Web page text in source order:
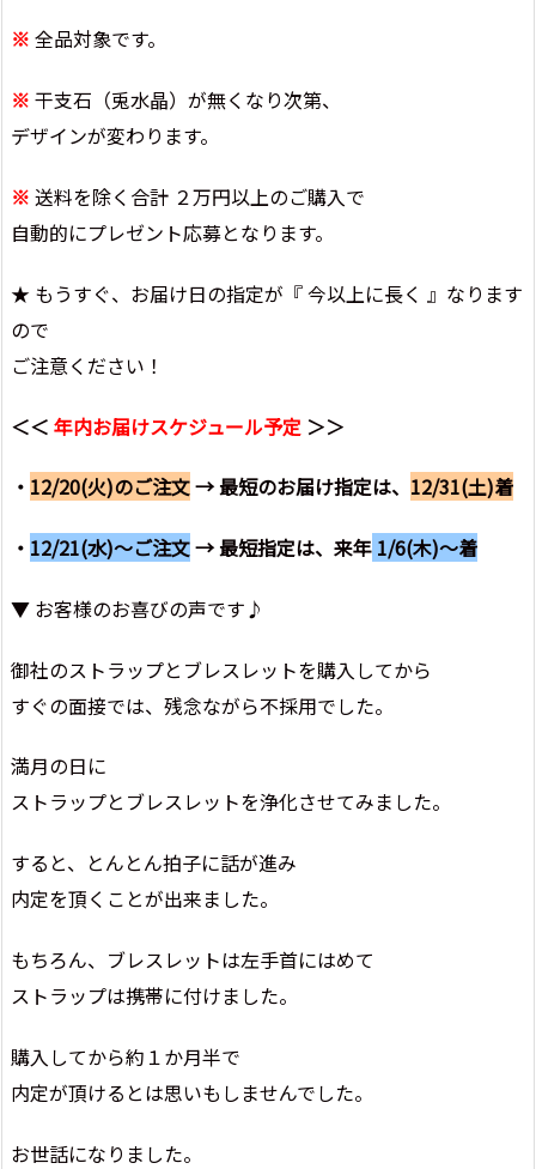
※ 全品対象です。
※ 干支石（兎水晶）が無くなり次第、
デザインが変わります。
※ 送料を除く合計 ２万円以上のご購入で
自動的にプレゼント応募となります。
★ もうすぐ、お届け日の指定が『 今以上に長く 』なります
ので
ご注意ください！
＜＜ 年内お届けスケジュール予定 ＞＞
・ 12/20(火)のご注文→ 最短のお届け指定は、 12/31(土)着
・ 12/21(水)～ご注文→ 最短指定は、来年 1/6(木)～着
▼ お客様のお喜びの声です♪
御社のストラップとブレスレットを購入してから
すぐの面接では、残念ながら不採用でした。
満月の日に
ストラップとブレスレットを浄化させてみました。
すると、とんとん拍子に話が進み
内定を頂くことが出来ました。
もちろん、ブレスレットは左手首にはめて
ストラップは携帯に付けました。
購入してから約１か月半で
内定が頂けるとは思いもしませんでした。
お世話になりました。